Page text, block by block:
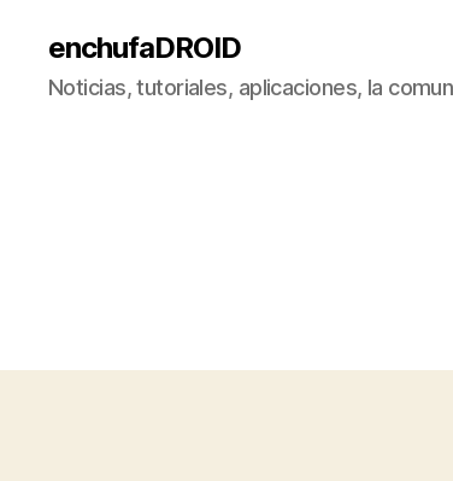
enchufaDROID
Noticias, tutoriales, aplicaciones, la